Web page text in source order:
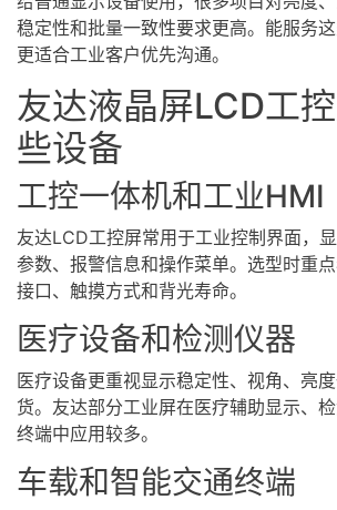
稳定性和批量一致性要求更高。能服务这
更适合工业客户优先沟通。
友达液晶屏LCD工
些设备
工控一体机和工业HMI
友达LCD工控屏常用于工业控制界面，
参数、报警信息和操作菜单。选型时重点
接口、触摸方式和背光寿命。
医疗设备和检测仪器
医疗设备更重视显示稳定性、视角、亮
货。友达部分工业屏在医疗辅助显示、
终端中应用较多。
车载和智能交通终端